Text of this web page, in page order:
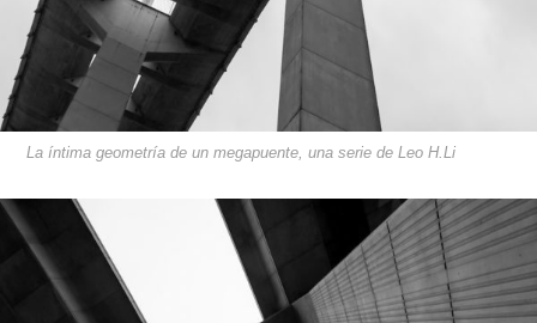
La íntima geometría de un megapuente, una serie de Leo H.Li